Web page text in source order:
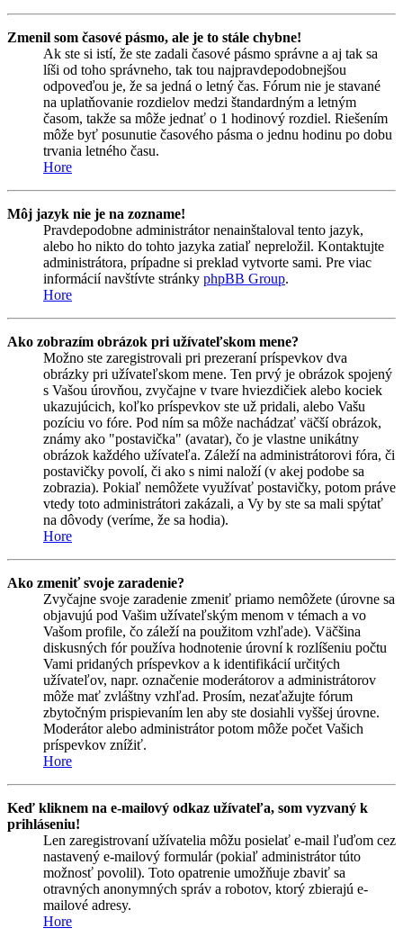
Zmenil som časové pásmo, ale je to stále chybne!
Ak ste si istí, že ste zadali časové pásmo správne a aj tak sa
líši od toho správneho, tak tou najpravdepodobnejšou
odpoveďou je, že sa jedná o letný čas. Fórum nie je stavané
na uplatňovanie rozdielov medzi štandardným a letným
časom, takže sa môže jednať o 1 hodinový rozdiel. Riešením
môže byť posunutie časového pásma o jednu hodinu po dobu
trvania letného času.
Hore
Môj jazyk nie je na zozname!
Pravdepodobne administrátor nenainštaloval tento jazyk,
alebo ho nikto do tohto jazyka zatiaľ nepreložil. Kontaktujte
administrátora, prípadne si preklad vytvorte sami. Pre viac
informácií navštívte stránky phpBB Group.
Hore
Ako zobrazím obrázok pri užívateľskom mene?
Možno ste zaregistrovali pri prezeraní príspevkov dva
obrázky pri užívateľskom mene. Ten prvý je obrázok spojený
s Vašou úrovňou, zvyčajne v tvare hviezdičiek alebo kociek
ukazujúcich, koľko príspevkov ste už pridali, alebo Vašu
pozíciu vo fóre. Pod ním sa môže nachádzať väčší obrázok,
známy ako "postavička" (avatar), čo je vlastne unikátny
obrázok každého užívateľa. Záleží na administrátorovi fóra, či
postavičky povolí, či ako s nimi naloží (v akej podobe sa
zobrazia). Pokiaľ nemôžete využívať postavičky, potom práve
vtedy toto administrátori zakázali, a Vy by ste sa mali spýtať
na dôvody (veríme, že sa hodia).
Hore
Ako zmeniť svoje zaradenie?
Zvyčajne svoje zaradenie zmeniť priamo nemôžete (úrovne sa
objavujú pod Vašim užívateľským menom v témach a vo
Vašom profile, čo záleží na použitom vzhľade). Väčšina
diskusných fór používa hodnotenie úrovní k rozlíšeniu počtu
Vami pridaných príspevkov a k identifikácií určitých
užívateľov, napr. označenie moderátorov a administrátorov
môže mať zvláštny vzhľad. Prosím, nezaťažujte fórum
zbytočným prispievaním len aby ste dosiahli vyššej úrovne.
Moderátor alebo administrátor potom môže počet Vašich
príspevkov znížiť.
Hore
Keď kliknem na e-mailový odkaz užívateľa, som vyzvaný k
prihláseniu!
Len zaregistrovaní užívatelia môžu posielať e-mail ľuďom cez
nastavený e-mailový formulár (pokiaľ administrátor túto
možnosť povolil). Toto opatrenie umožňuje zbaviť sa
otravných anonymných správ a robotov, ktorý zbierajú e-
mailové adresy.
Hore